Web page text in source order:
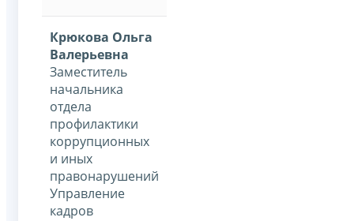
Крюкова Ольга
Валерьевна
Заместитель
начальника
отдела
профилактики
коррупционных
и иных
правонарушений
Управление
кадров